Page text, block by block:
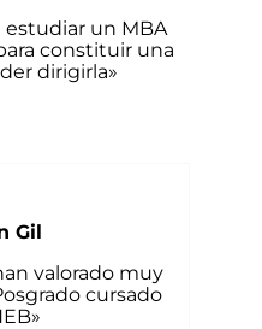
un MBA
constituir una
dirigirla»
Gil
valorado muy
cursado